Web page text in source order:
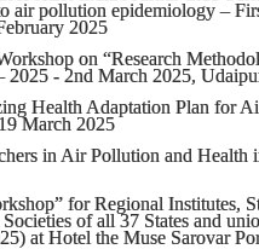
air pollution epidemiology –
2025
on “Research
2025 - 2nd March 2025,
Health Adaptation Plan for
March 2025
in Air Pollution and
for Regional Institutes,
of all 37 States and
at Hotel the Muse Sarovar